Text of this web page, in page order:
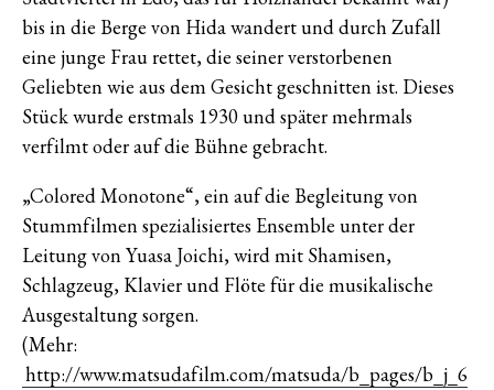
bis in die Berge von Hida wandert und durch Zufall
eine junge Frau rettet, die seiner verstorbenen
Geliebten wie aus dem Gesicht geschnitten ist. Dieses
Stück wurde erstmals 1930 und später mehrmals
verfilmt oder auf die Bühne gebracht.
„Colored Monotone“, ein auf die Begleitung von
Stummfilmen spezialisiertes Ensemble unter der
Leitung von Yuasa Joichi, wird mit Shamisen,
Schlagzeug, Klavier und Flöte für die musikalische
Ausgestaltung sorgen.
(Mehr:
http://www.matsudafilm.com/matsuda/b_pages/b_j_6